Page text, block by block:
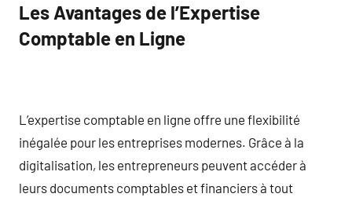
Les Avantages de l’Expertise
Comptable en Ligne
L’expertise comptable en ligne offre une flexibilité
inégalée pour les entreprises modernes. Grâce à la
digitalisation, les entrepreneurs peuvent accéder à
leurs documents comptables et financiers à tout